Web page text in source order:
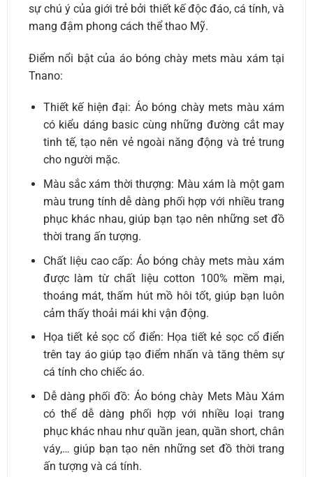
sự chú ý của giới trẻ bởi thiết kế độc đáo, cá tính, và
mang đậm phong cách thể thao Mỹ.
Điểm nổi bật của áo bóng chày mets màu xám tại
Tnano:
Thiết kế hiện đại: Áo bóng chày mets màu xám
có kiểu dáng basic cùng những đường cắt may
tinh tế, tạo nên vẻ ngoài năng động và trẻ trung
cho người mặc.
Màu sắc xám thời thượng: Màu xám là một gam
màu trung tính dễ dàng phối hợp với nhiều trang
phục khác nhau, giúp bạn tạo nên những set đồ
thời trang ấn tượng.
Chất liệu cao cấp: Áo bóng chày mets màu xám
được làm từ chất liệu cotton 100% mềm mại,
thoáng mát, thấm hút mồ hôi tốt, giúp bạn luôn
cảm thấy thoải mái khi vận động.
Họa tiết kẻ sọc cổ điển: Họa tiết kẻ sọc cổ điển
trên tay áo giúp tạo điểm nhấn và tăng thêm sự
cá tính cho chiếc áo.
Dễ dàng phối đồ: Áo bóng chày Mets Màu Xám
có thể dễ dàng phối hợp với nhiều loại trang
phục khác nhau như quần jean, quần short, chân
váy,… giúp bạn tạo nên những set đồ thời trang
ấn tượng và cá tính.